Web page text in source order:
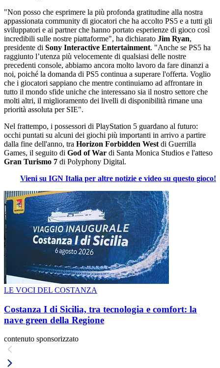
"Non posso che esprimere la più profonda gratitudine alla nostra
appassionata community di giocatori che ha accolto PS5 e a tutti gli
sviluppatori e ai partner che hanno portato esperienze di gioco così
incredibili sulle nostre piattaforme", ha dichiarato Jim Ryan,
presidente di Sony Interactive Entertainment. "Anche se PS5 ha
raggiunto l’utenza più velocemente di qualsiasi delle nostre
precedenti console, abbiamo ancora molto lavoro da fare dinanzi a
noi, poiché la domanda di PS5 continua a superare l'offerta. Voglio
che i giocatori sappiano che mentre continuiamo ad affrontare in
tutto il mondo sfide uniche che interessano sia il nostro settore che
molti altri, il miglioramento dei livelli di disponibilità rimane una
priorità assoluta per SIE".
Nel frattempo, i possessori di PlayStation 5 guardano al futuro:
occhi puntati su alcuni dei giochi più importanti in arrivo a partire
dalla fine dell'anno, tra Horizon Forbidden West di Guerrilla
Games, il seguito di God of War di Santa Monica Studios e l'atteso
Gran Turismo 7 di Polyphony Digital.
Vieni su IGN Italia per altre notizie e video su questo gioco!
LE VOCI DEL COSTANZA
Costanza I di Sicilia, tra tecnologia e comfort: la
nave green della Regione
contenuto sponsorizzato